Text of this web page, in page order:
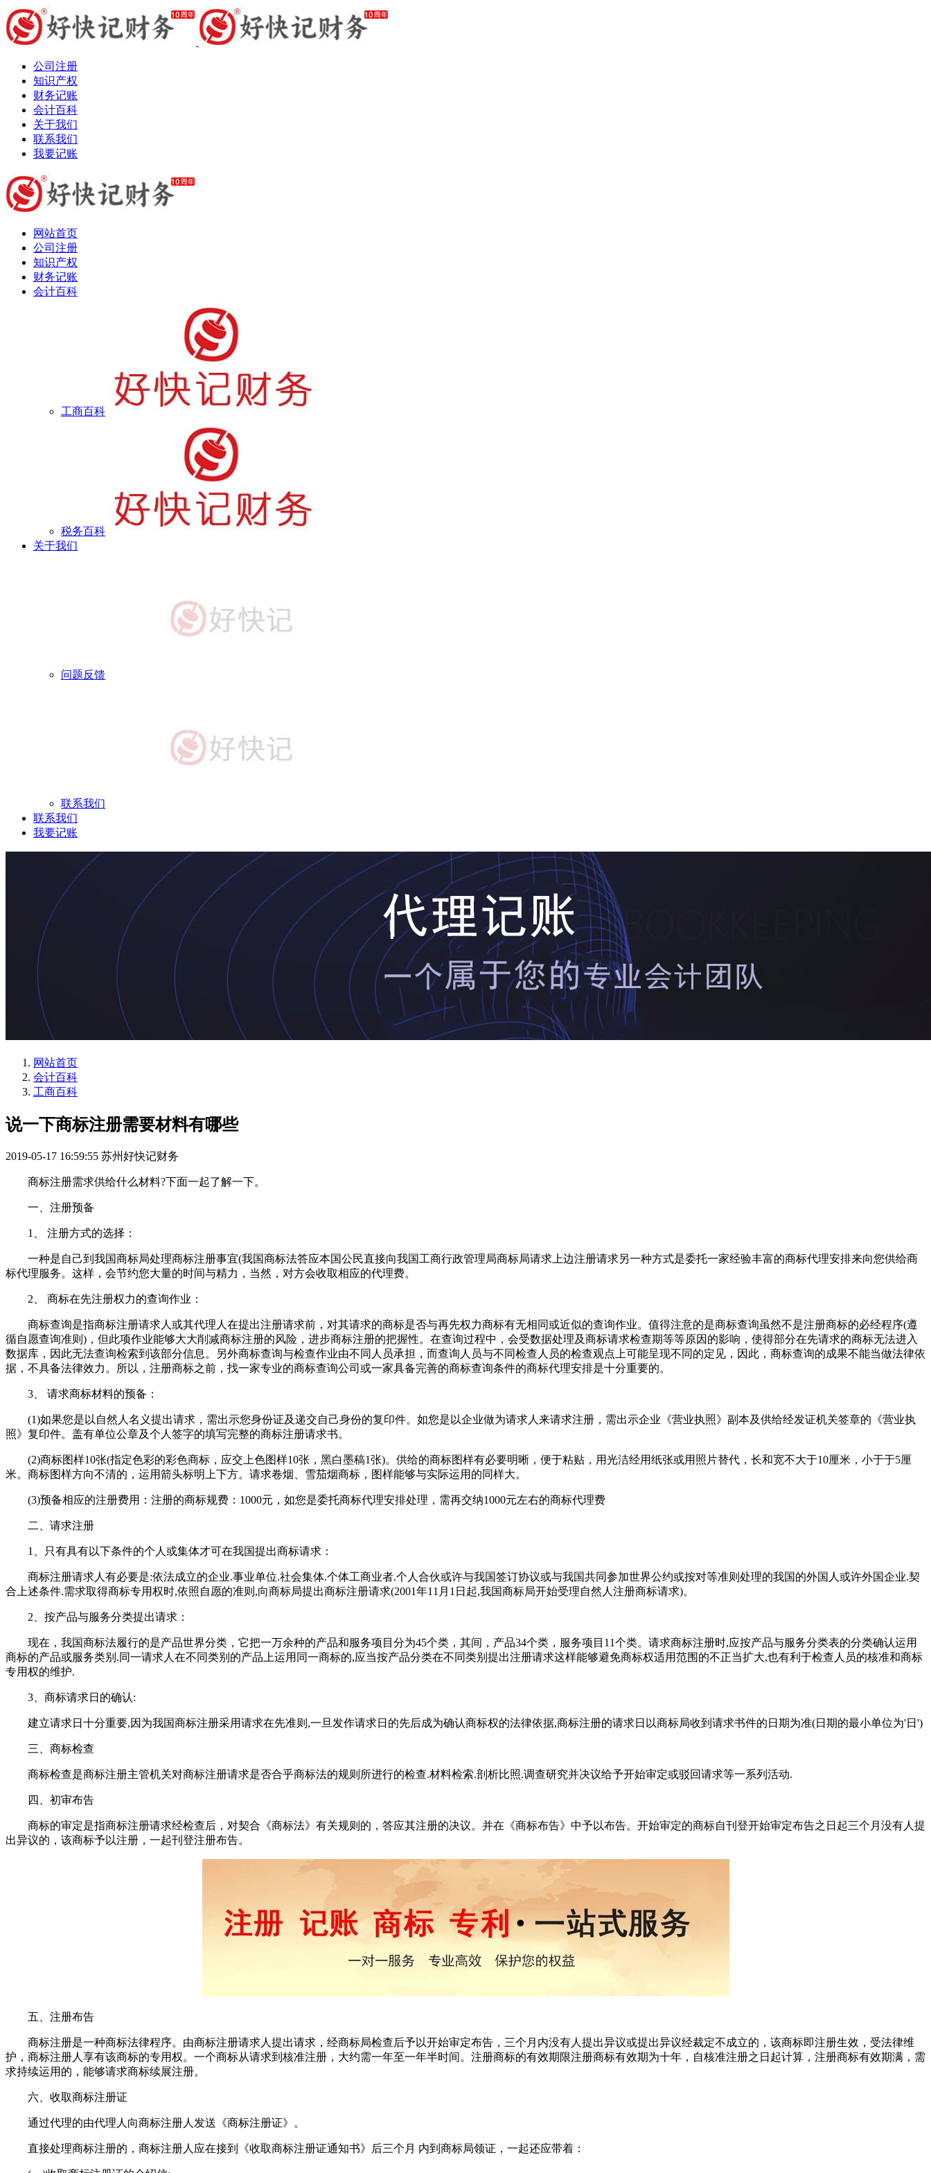
公司注册
知识产权
财务记账
会计百科
关于我们
联系我们
我要记账
网站首页
公司注册
知识产权
财务记账
会计百科
工商百科
税务百科
关于我们
问题反馈
联系我们
联系我们
我要记账
网站首页
会计百科
工商百科
说一下商标注册需要材料有哪些
2019-05-17 16:59:55 苏州好快记财务
商标注册需求供给什么材料?下面一起了解一下。
一、注册预备
1、 注册方式的选择：
一种是自己到我国商标局处理商标注册事宜(我国商标法答应本国公民直接向我国工商行政管理局商标局请求上边注册请求另一种方式是委托一家经验丰富的商标代理安排来向您供给商
标代理服务。这样，会节约您大量的时间与精力，当然，对方会收取相应的代理费。
2、 商标在先注册权力的查询作业：
商标查询是指商标注册请求人或其代理人在提出注册请求前，对其请求的商标是否与再先权力商标有无相同或近似的查询作业。值得注意的是商标查询虽然不是注册商标的必经程序(遵
循自愿查询准则)，但此项作业能够大大削减商标注册的风险，进步商标注册的把握性。在查询过程中，会受数据处理及商标请求检查期等等原因的影响，使得部分在先请求的商标无法进入
数据库，因此无法查询检索到该部分信息。另外商标查询与检查作业由不同人员承担，而查询人员与不同检查人员的检查观点上可能呈现不同的定见，因此，商标查询的成果不能当做法律依
据，不具备法律效力。所以，注册商标之前，找一家专业的商标查询公司或一家具备完善的商标查询条件的商标代理安排是十分重要的。
3、 请求商标材料的预备：
(1)如果您是以自然人名义提出请求，需出示您身份证及递交自己身份的复印件。如您是以企业做为请求人来请求注册，需出示企业《营业执照》副本及供给经发证机关签章的《营业执
照》复印件。盖有单位公章及个人签字的填写完整的商标注册请求书。
(2)商标图样10张(指定色彩的彩色商标，应交上色图样10张，黑白墨稿1张)。供给的商标图样有必要明晰，便于粘贴，用光洁经用纸张或用照片替代，长和宽不大于10厘米，小于于5厘
米。商标图样方向不清的，运用箭头标明上下方。请求卷烟、雪茄烟商标，图样能够与实际运用的同样大。
(3)预备相应的注册费用：注册的商标规费：1000元，如您是委托商标代理安排处理，需再交纳1000元左右的商标代理费
二、请求注册
1、只有具有以下条件的个人或集体才可在我国提出商标请求：
商标注册请求人有必要是:依法成立的企业.事业单位.社会集体.个体工商业者.个人合伙或许与我国签订协议或与我国共同参加世界公约或按对等准则处理的我国的外国人或许外国企业.契
合上述条件.需求取得商标专用权时,依照自愿的准则,向商标局提出商标注册请求(2001年11月1日起,我国商标局开始受理自然人注册商标请求)。
2、按产品与服务分类提出请求：
现在，我国商标法履行的是产品世界分类，它把一万余种的产品和服务项目分为45个类，其间，产品34个类，服务项目11个类。请求商标注册时,应按产品与服务分类表的分类确认运用
商标的产品或服务类别.同一请求人在不同类别的产品上运用同一商标的,应当按产品分类在不同类别提出注册请求这样能够避免商标权适用范围的不正当扩大,也有利于检查人员的核准和商标
专用权的维护.
3、商标请求日的确认:
建立请求日十分重要,因为我国商标注册采用请求在先准则,一旦发作请求日的先后成为确认商标权的法律依据,商标注册的请求日以商标局收到请求书件的日期为准(日期的最小单位为'日')
三、商标检查
商标检查是商标注册主管机关对商标注册请求是否合乎商标法的规则所进行的检查.材料检索.剖析比照.调查研究并决议给予开始审定或驳回请求等一系列活动.
四、初审布告
商标的审定是指商标注册请求经检查后，对契合《商标法》有关规则的，答应其注册的决议。并在《商标布告》中予以布告。开始审定的商标自刊登开始审定布告之日起三个月没有人提
出异议的，该商标予以注册，一起刊登注册布告。
五、注册布告
商标注册是一种商标法律程序。由商标注册请求人提出请求，经商标局检查后予以开始审定布告，三个月内没有人提出异议或提出异议经裁定不成立的，该商标即注册生效，受法律维
护，商标注册人享有该商标的专用权。一个商标从请求到核准注册，大约需一年至一年半时间。注册商标的有效期限注册商标有效期为十年，自核准注册之日起计算，注册商标有效期满，需
求持续运用的，能够请求商标续展注册。
六、收取商标注册证
通过代理的由代理人向商标注册人发送《商标注册证》。
直接处理商标注册的，商标注册人应在接到《收取商标注册证通知书》后三个月 内到商标局领证，一起还应带着：